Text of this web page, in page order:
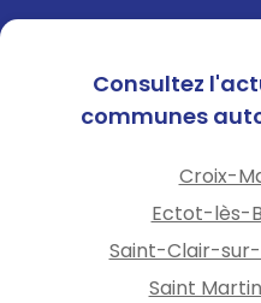
Consultez
communes
Croix-
Ectot-lès-
Saint-Clair-
Saint